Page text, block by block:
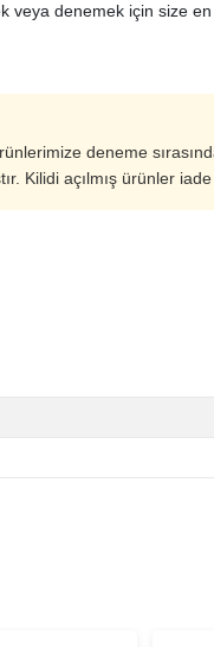
veya denemek için size en
deneme
Kilidi açılmış ürünler